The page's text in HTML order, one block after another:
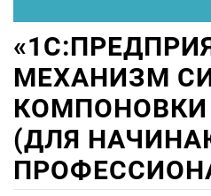
МЕХАНИЗМ
(ДЛЯ